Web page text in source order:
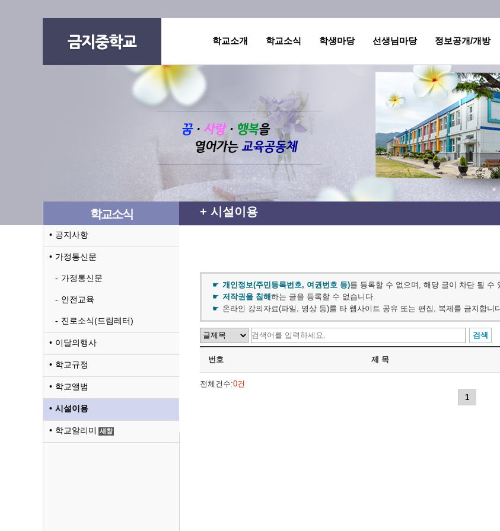
학교소개 학교소식 학생마당 선생님마당 정보공개/개방
학교소식
공지사항
가정통신문
가정통신문
안전교육
진로소식(드림레터)
이달의행사
학교규정
학교앨범
시설이용
학교알리미
시설이용
개인정보(주민등록번호, 여권번호 등)를 등록할 수 없으며, 해당 글이 차단 될 수
저작권을 침해하는 글을 등록할 수 없습니다.
온라인 강의자료(파일, 영상 등)를 타 웹사이트 공유 또는 편집, 복제를 금지합니
번호 제 목
전체건수:0건
1